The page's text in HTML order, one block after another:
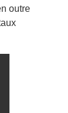
outre